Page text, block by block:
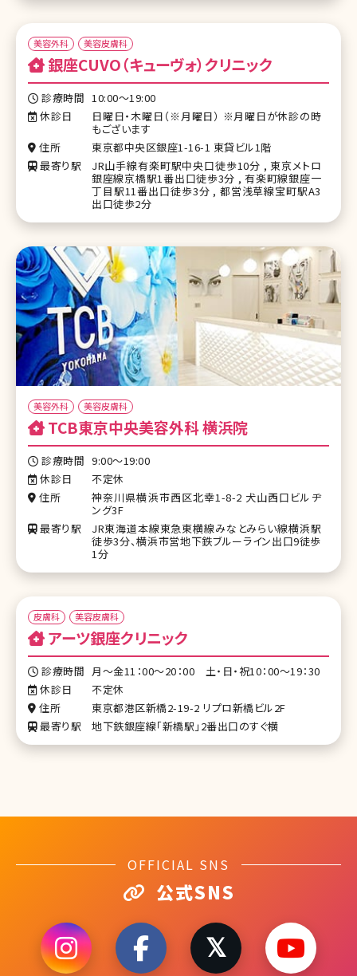
美容外科 美容皮膚科
銀座CUVO（キューヴォ）クリニック
診療時間 10:00～19:00
休診日
日曜日・木曜日（※月曜日） ※月曜日が休診の時
もございます
住所
東京都中央区銀座1-16-1 東貸ビル1階
最寄り駅
JR山手線有楽町駅中央口徒歩10分 , 東京メトロ
銀座線京橋駅1番出口徒歩3分 , 有楽町線銀座一
丁目駅11番出口徒歩3分 , 都営浅草線宝町駅A3
出口徒歩2分
美容外科 美容皮膚科
TCB東京中央美容外科 横浜院
診療時間 9:00～19:00
休診日
不定休
住所
神奈川県横浜市西区北幸1-8-2 犬山西口ビルヂ
ング3F
最寄り駅
JR東海道本線東急東横線みなとみらい線横浜駅
徒歩3分、横浜市営地下鉄ブルーライン出口9徒歩
1分
皮膚科 美容皮膚科
アーツ銀座クリニック
診療時間 月～金11：00～20：00 土・日・祝10：00～19：30
休診日
不定休
住所
東京都港区新橋2-19-2 リプロ新橋ビル2F
最寄り駅
地下鉄銀座線「新橋駅」2番出口のすぐ横
OFFICIAL SNS
公式SNS